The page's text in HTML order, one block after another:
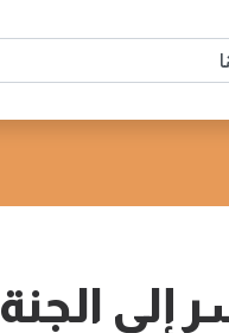
إلى الجنة